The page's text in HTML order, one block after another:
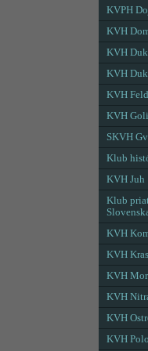
KVPH
KVH
KVH
KVH
KVH
KVH
SKVH
Klub
KVH Juh
Klub
KVH
KVH
KVH
KVH
KVH
KVH